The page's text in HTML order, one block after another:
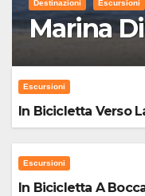
Destinazioni Escursioni
Marina
Escursioni
In Bicicletta Verso
Escursioni
In Bicicletta A